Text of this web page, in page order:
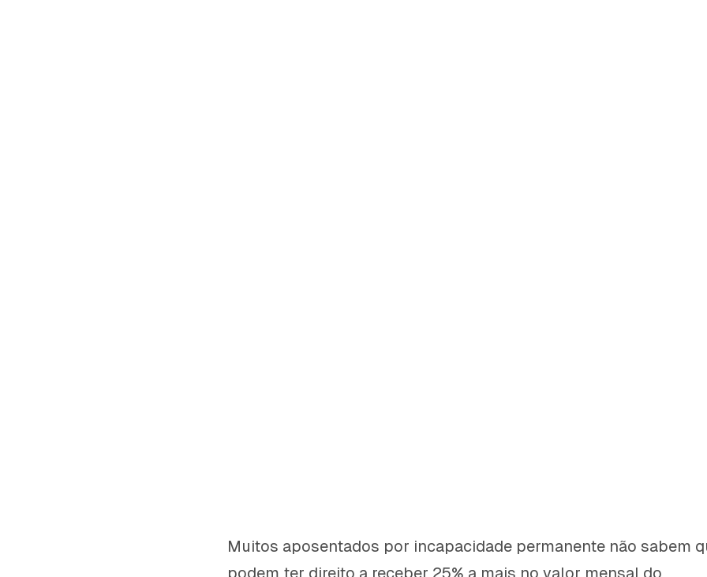
Muitos aposentados por incapacidade permanente não sabem
podem ter direito a receber 25% a mais no valor mensal do